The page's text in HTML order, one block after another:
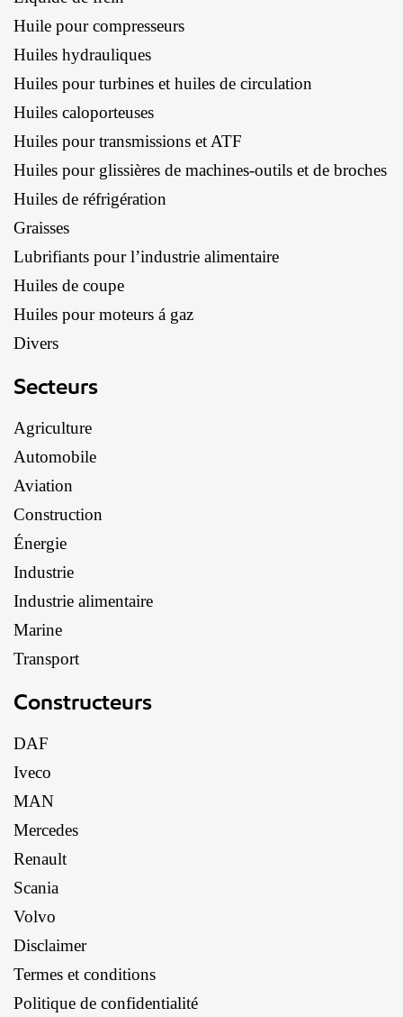
Huile pour compresseurs
Huiles hydrauliques
Huiles pour turbines et huiles de circulation
Huiles caloporteuses
Huiles pour transmissions et ATF
Huiles pour glissières de machines-outils et de broches
Huiles de réfrigération
Graisses
Lubrifiants pour l’industrie alimentaire
Huiles de coupe
Huiles pour moteurs á gaz
Divers
Secteurs
Agriculture
Automobile
Aviation
Construction
Énergie
Industrie
Industrie alimentaire
Marine
Transport
Constructeurs
DAF
Iveco
MAN
Mercedes
Renault
Scania
Volvo
Disclaimer
Termes et conditions
Politique de confidentialité